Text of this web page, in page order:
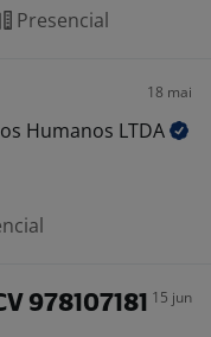
Presencial
18 mai
Humanos LTDA
978107181 15 jun